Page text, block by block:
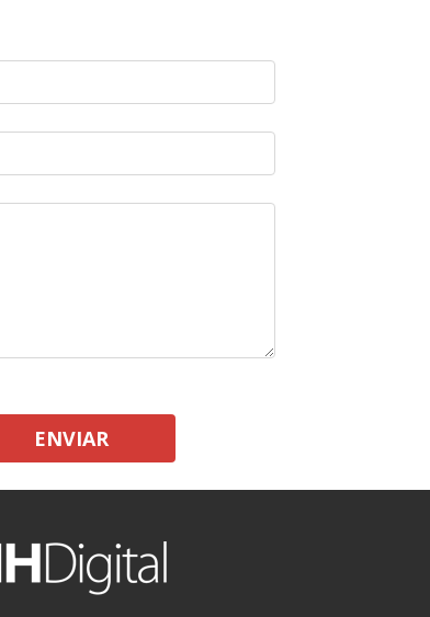
ENVIAR